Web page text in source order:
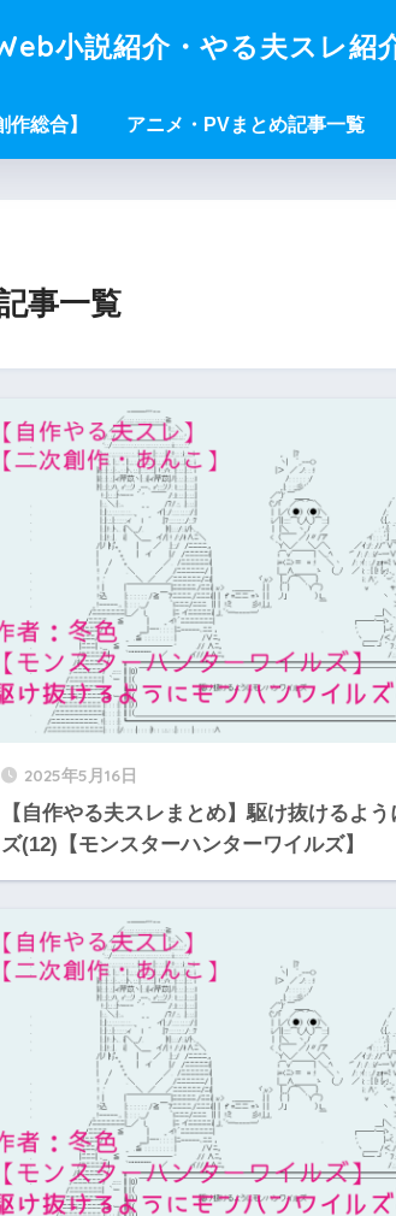
小説紹介・やる夫スレ紹
作総合】 アニメ・PVまとめ記事一覧
事一覧
2025年5月16日
【自作やる夫スレまとめ】駆け抜けるよ
ズ(12)【モンスターハンターワイルズ】